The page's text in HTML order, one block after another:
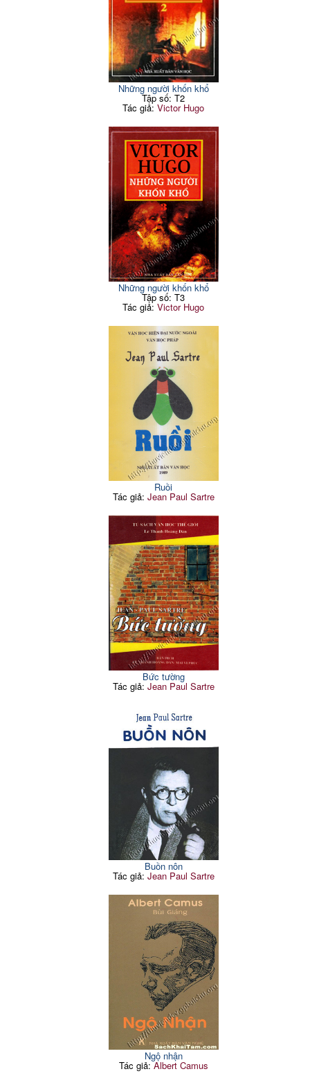
Những người khốn khổ
Tập số: T2
Tác giả:Victor Hugo
Những người khốn khổ
Tập số: T3
Tác giả:Victor Hugo
Ruồi
Tác giả: Jean Paul Sartre
Bức tường
Tác giả: Jean Paul Sartre
Buồn nôn
Tác giả: Jean Paul Sartre
Ngộ nhận
Tác giả:Albert Camus